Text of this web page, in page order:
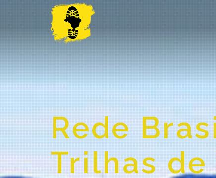
.
Rede
Trilhas